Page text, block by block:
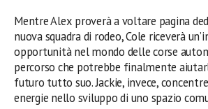
Mentre Alex proverà a voltare pagina
nuova squadra di rodeo, Cole riceverà
opportunità nel mondo delle corse
percorso che potrebbe finalmente
futuro tutto suo. Jackie, invece,
energie nello sviluppo di uno spazio